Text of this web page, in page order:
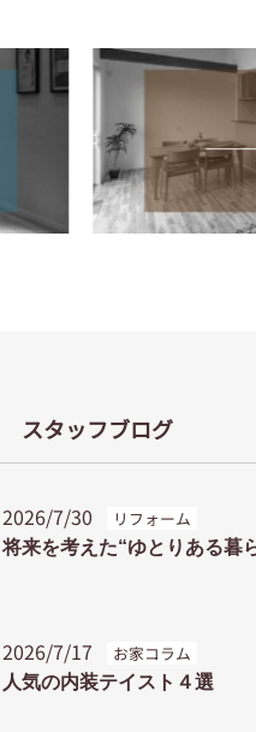
スタッフブログ
2026/7/30 リフォーム
将来を考えた“ゆとりある暮
2026/7/17 お家コラム
人気の内装テイスト４選